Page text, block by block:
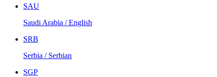
SAU
Saudi Arabia / English
SRB
Serbia / Serbian
SGP